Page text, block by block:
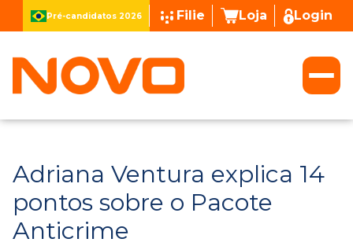
Pré-candidatos 2026 Filie Loja Login
Adriana Ventura explica 14
pontos sobre o Pacote
Anticrime